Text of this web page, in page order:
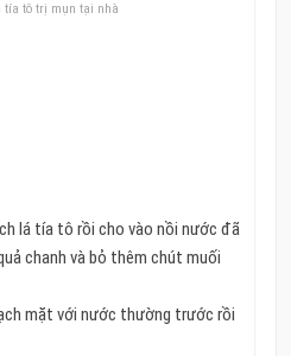
tía tô trị mụn tại nhà
lá tía tô rồi cho vào nồi nước đã
chanh và bỏ thêm chút muối
mặt với nước thường trước rồi